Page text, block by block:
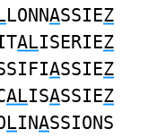
LONNASSIEZ
ALISERIEZ
ASSIEZ
ALISASSIEZ
LINASSIONS